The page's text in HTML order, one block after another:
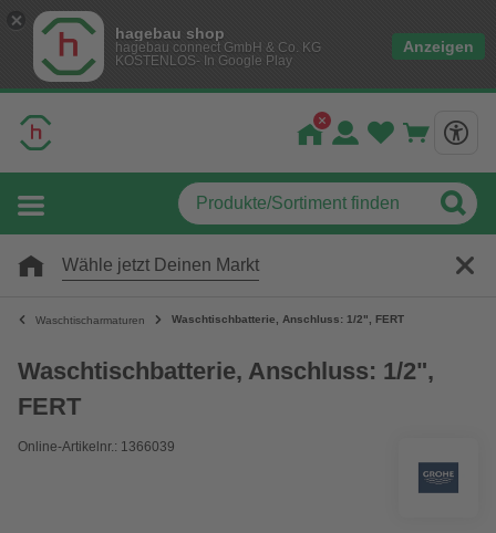
hagebau shop
hagebau connect GmbH & Co. KG
KOSTENLOS- In Google Play
Anzeigen
Wähle jetzt Deinen Markt
Waschtischarmaturen Waschtischbatterie, Anschluss: 1/2", FERT
Waschtischbatterie, Anschluss: 1/2",
FERT
Online-Artikelnr.: 1366039